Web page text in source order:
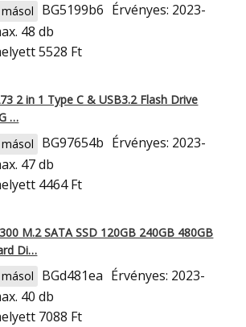
másol BG5199b6 Érvényes: 2023-
48 db
5528 Ft
2 in 1 Type C & USB3.2 Flash Drive
…
másol BG97654b Érvényes: 2023-
47 db
4464 Ft
M.2 SATA SSD 120GB 240GB 480GB
Di…
másol BGd481ea Érvényes: 2023-
40 db
7088 Ft